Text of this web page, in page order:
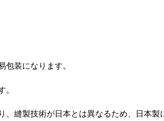
包装になります。
、縫製技術が日本とは異なるため、日本製